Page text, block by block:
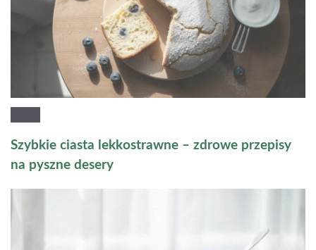
Szybkie ciasta lekkostrawne – zdrowe przepisy
na pyszne desery